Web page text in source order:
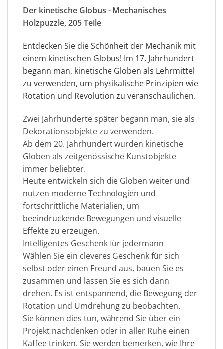
Der kinetische Globus - Mechanisches
Holzpuzzle, 205 Teile
Entdecken Sie die Schönheit der Mechanik mit
einem kinetischen Globus! Im 17. Jahrhundert
begann man, kinetische Globen als Lehrmittel
zu verwenden, um physikalische Prinzipien wie
Rotation und Revolution zu veranschaulichen.
Zwei Jahrhunderte später begann man, sie als
Dekorationsobjekte zu verwenden.
Ab dem 20. Jahrhundert wurden kinetische
Globen als zeitgenössische Kunstobjekte
immer beliebter.
Heute entwickeln sich die Globen weiter und
nutzen moderne Technologien und
fortschrittliche Materialien, um
beeindruckende Bewegungen und visuelle
Effekte zu erzeugen.
Intelligentes Geschenk für jedermann
Wählen Sie ein cleveres Geschenk für sich
selbst oder einen Freund aus, bauen Sie es
zusammen und lassen Sie es sich dann
drehen. Es ist entspannend, die Bewegung der
Rotation und Umdrehung zu beobachten.
Sie können dies tun, während Sie über ein
Projekt nachdenken oder in aller Ruhe einen
Kaffee trinken. Sie werden bemerken, wie Ihre